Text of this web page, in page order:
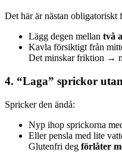
Det här är nästan obligatoriskt
Lägg degen mellan två
Kavla försiktigt från
Det minskar friktion →
4. “Laga” sprickor
Spricker den ändå:
Nyp ihop sprickorna
Eller pensla med lite
Glutenfri deg förlåter